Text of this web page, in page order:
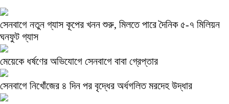
সেনবাগে নতুন গ্যাস কূপের খনন শুরু, মিলতে পারে দৈনিক ৫-৭ মিলিয়ন
ঘনফুট গ্যাস
মেয়েকে ধর্ষণের অভিযোগে সেনবাগে বাবা গ্রেপ্তার
সেনবাগে নিখোঁজের ৪ দিন পর বৃদ্ধের অর্ধগলিত মরদেহ উদ্ধার